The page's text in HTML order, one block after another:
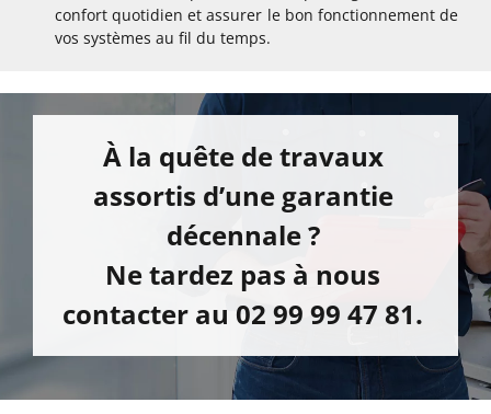
confort quotidien et assurer le bon fonctionnement de
vos systèmes au fil du temps.
À la quête de travaux
assortis d’une garantie
décennale ?
Ne tardez pas à nous
contacter au 02 99 99 47 81.